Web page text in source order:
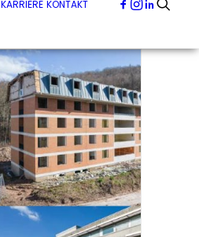
KARRIERE KONTAKT